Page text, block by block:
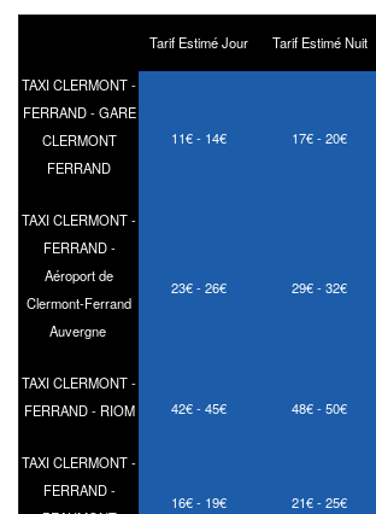
Tarif Estimé Jour Tarif Estimé Nuit
TAXI CLERMONT -
FERRAND - GARE
CLERMONT
FERRAND
11€ - 14€ 17€ - 20€
TAXI CLERMONT -
FERRAND -
Aéroport de
Clermont-Ferrand
Auvergne
23€ - 26€ 29€ - 32€
TAXI CLERMONT -
FERRAND - RIOM
42€ - 45€ 48€ - 50€
TAXI CLERMONT -
FERRAND -
16€ - 19€ 21€ - 25€